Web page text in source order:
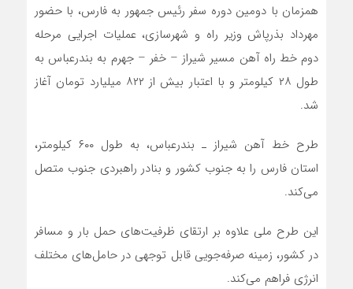
همزمان با دومین دوره سفر رئیس جمهور به فارس، با حضور
مهرداد بذرپاش وزیر راه و شهرسازی، عملیات اجرایی مرحله
دوم خط راه آهن مسیر شیراز – خفر – جهرم به بندرعباس به
طول ۲۸ کیلومتر و با اعتبار بیش از ۸۲۲ میلیارد تومان آغاز
شد.
طرح خط آهن شیراز ـ بندرعباس، به طول ۶۰۰ کیلومتر،
استان فارس را به جنوب کشور و بنادر راهبردی جنوب متصل
می‌کند.
این طرح ملی علاوه بر ارتقای ظرفیت‌های حمل بار و مسافر
در کشور، زمینه صرفه‌جویی قابل توجهی در حامل‌های مختلف
انرژی فراهم می‌کند.